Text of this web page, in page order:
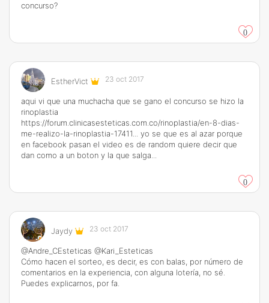
concurso?
0
EstherVict 23 oct 2017
aqui vi que una muchacha que se gano el concurso se hizo la
rinoplastia
https://forum.clinicasesteticas.com.co/rinoplastia/en-8-dias-
me-realizo-la-rinoplastia-17411 ... yo se que es al azar porque
en facebook pasan el video es de random quiere decir que
dan como a un boton y la que salga...
0
Jaydy 23 oct 2017
@Andre_CEsteticas @Kari_Esteticas
Cómo hacen el sorteo, es decir, es con balas, por número de
comentarios en la experiencia, con alguna lotería, no sé.
Puedes explicarnos, por fa.